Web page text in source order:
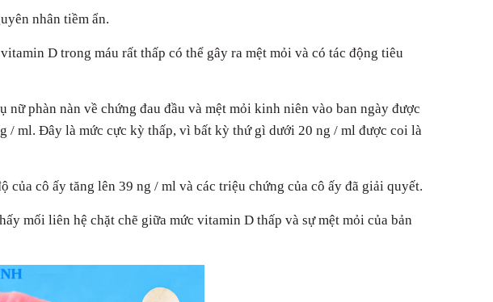
nhân tiềm ẩn.
D trong máu rất thấp có thể gây ra mệt mỏi và có tác động tiêu
phàn nàn về chứng đau đầu và mệt mỏi kinh niên vào ban ngày được
/ ml. Đây là mức cực kỳ thấp, vì bất kỳ thứ gì dưới 20 ng / ml được coi là
cô ấy tăng lên 39 ng / ml và các triệu chứng của cô ấy đã giải quyết.
mối liên hệ chặt chẽ giữa mức vitamin D thấp và sự mệt mỏi của bản